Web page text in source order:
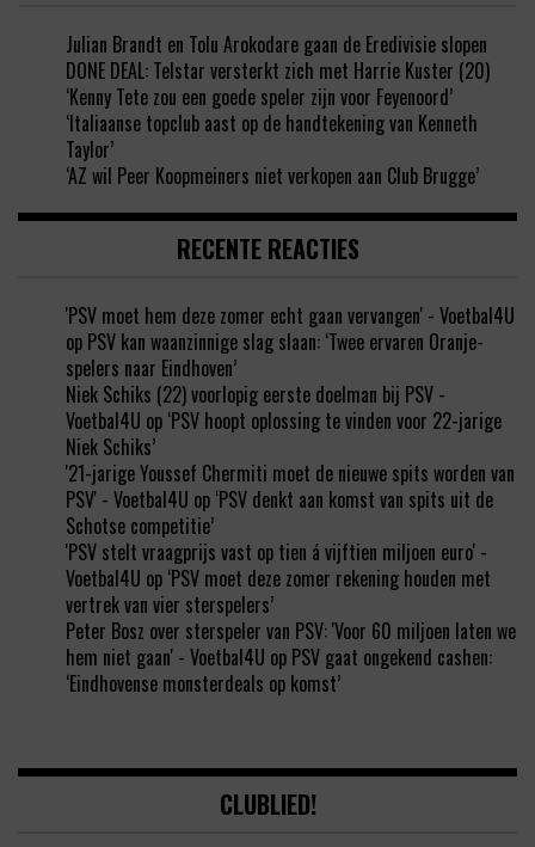
Julian Brandt en Tolu Arokodare gaan de Eredivisie slopen
DONE DEAL: Telstar versterkt zich met Harrie Kuster (20)
‘Kenny Tete zou een goede speler zijn voor Feyenoord’
‘Italiaanse topclub aast op de handtekening van Kenneth
Taylor’
‘AZ wil Peer Koopmeiners niet verkopen aan Club Brugge’
RECENTE REACTIES
'PSV moet hem deze zomer echt gaan vervangen' - Voetbal4U
op PSV kan waanzinnige slag slaan: ‘Twee ervaren Oranje-
spelers naar Eindhoven’
Niek Schiks (22) voorlopig eerste doelman bij PSV -
Voetbal4U op ‘PSV hoopt oplossing te vinden voor 22-jarige
Niek Schiks’
'21-jarige Youssef Chermiti moet de nieuwe spits worden van
PSV' - Voetbal4U op ‘PSV denkt aan komst van spits uit de
Schotse competitie’
'PSV stelt vraagprijs vast op tien á vijftien miljoen euro' -
Voetbal4U op ‘PSV moet deze zomer rekening houden met
vertrek van vier sterspelers’
Peter Bosz over sterspeler van PSV: 'Voor 60 miljoen laten we
hem niet gaan' - Voetbal4U op PSV gaat ongekend cashen:
‘Eindhovense monsterdeals op komst’
CLUBLIED!